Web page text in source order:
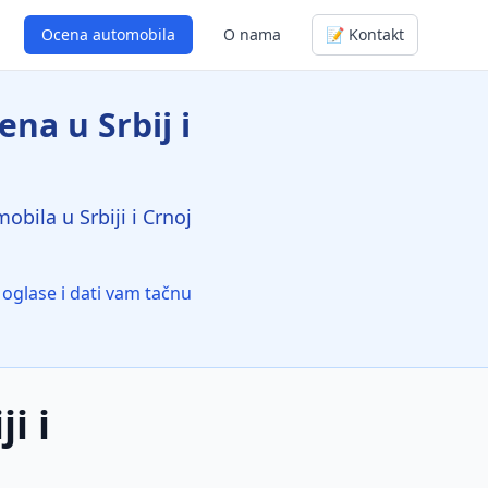
Ocena automobila O nama 📝 Kontakt
u Srbij i
u Srbiji i Crnoj
i dati vam tačnu
i